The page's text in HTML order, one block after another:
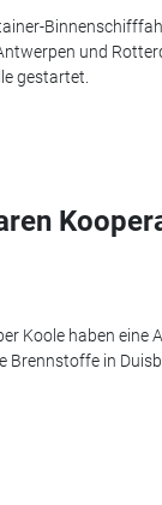
und
gestartet.
Koole haben eine
Brennstoffe in